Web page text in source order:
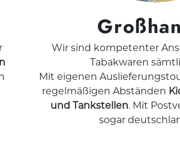
Wir sind kompetenter
Tabakwaren
Mit eigenen
regelmäßigen Abständen
und Tankstellen. Mit
sogar